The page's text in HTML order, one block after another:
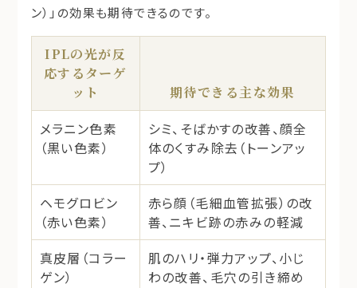
ン）」の効果も期待できるのです。
IPLの光が反
応するターゲ
ット
期待できる主な効果
メラニン色素
（黒い色素）
シミ、そばかすの改善、顔全
体のくすみ除去（トーンアッ
プ）
ヘモグロビン
（赤い色素）
赤ら顔（毛細血管拡張）の改
善、ニキビ跡の赤みの軽減
真皮層（コラー
ゲン）
肌のハリ・弾力アップ、小じ
わの改善、毛穴の引き締め